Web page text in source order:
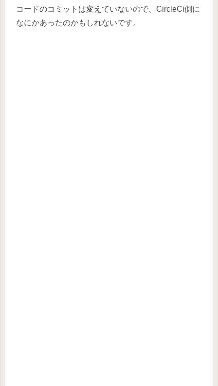
コードのコミットは変えていないので、CircleCi側に
なにかあったのかもしれないです。